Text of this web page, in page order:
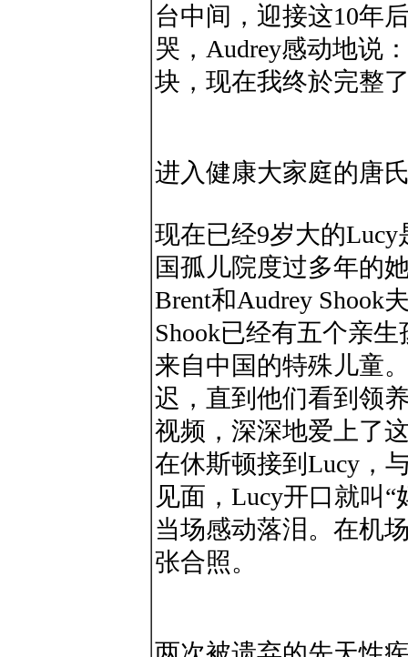
台中间，迎接这10年
哭，Audrey感动地说
块，现在我终於完整
进入健康大家庭的唐
现在已经9岁大的
国孤儿院度过多年的
Brent和Audrey Shook
Shook已经有五个亲
来自中国的特殊儿童
迟，直到他们看到领
视频，深深地爱上了
在休斯顿接到Lucy，
见面，Lucy开口就叫
当场感动落泪。在机
张合照。